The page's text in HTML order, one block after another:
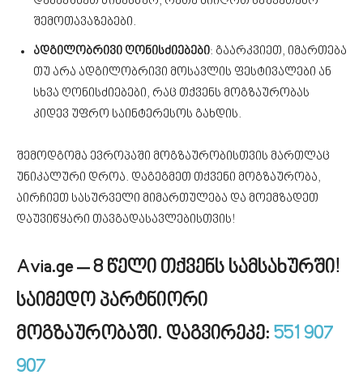
შემოთავაზებები.
ადგილობრივი ღონისძიებები: გაარკვიეთ, იმართება
თუ არა ადგილობრივი მოსავლის ფესტივალები ან
სხვა ღონისძიებები, რაც თქვენს მოგზაურობას
კიდევ უფრო საინტერესოს გახდის.
შემოდგომა ევროპაში მოგზაურობისთვის მართლაც
უნიკალური დროა. დაგეგმეთ თქვენი მოგზაურობა,
აირჩიეთ სასურველი მიმართულება და მოემზადეთ
დაუვიწყარი თავგადასავლებისთვის!
Avia.ge – 8 წელი თქვენს სამსახურში!
საიმედო პარტნიორი
მოგზაურობაში. დაგვირეკე: 551 907
907